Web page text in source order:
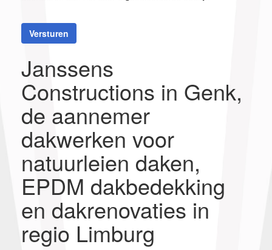
Versturen
Janssens
Constructions in Genk,
de aannemer
dakwerken voor
natuurleien daken,
EPDM dakbedekking
en dakrenovaties in
regio Limburg